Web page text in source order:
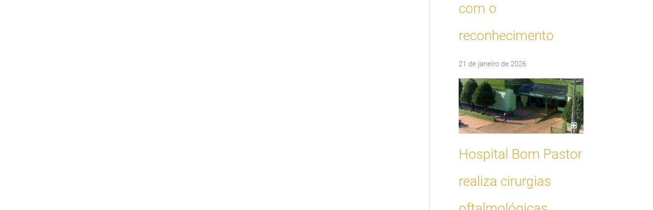
com o
reconhecimento
21 de janeiro de 2026
Hospital Bom Pastor
realiza cirurgias